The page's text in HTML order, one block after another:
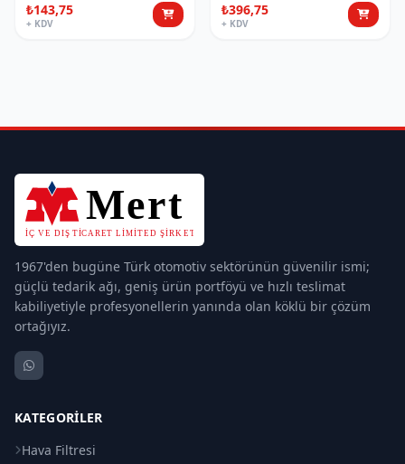
₺143,75
+ KDV
₺396,75
+ KDV
1967'den bugüne Türk otomotiv sektörünün güvenilir ismi;
güçlü tedarik ağı, geniş ürün portföyü ve hızlı teslimat
kabiliyetiyle profesyonellerin yanında olan köklü bir çözüm
ortağıyız.
KATEGORILER
Hava Filtresi